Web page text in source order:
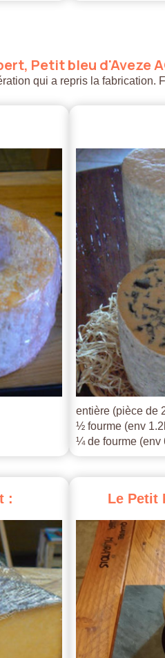
Petitbleu d'Aveze
qui a repris la fabrication.
entière (pièce de
½ fourme (env
¼ de fourme (env
: Le Petit